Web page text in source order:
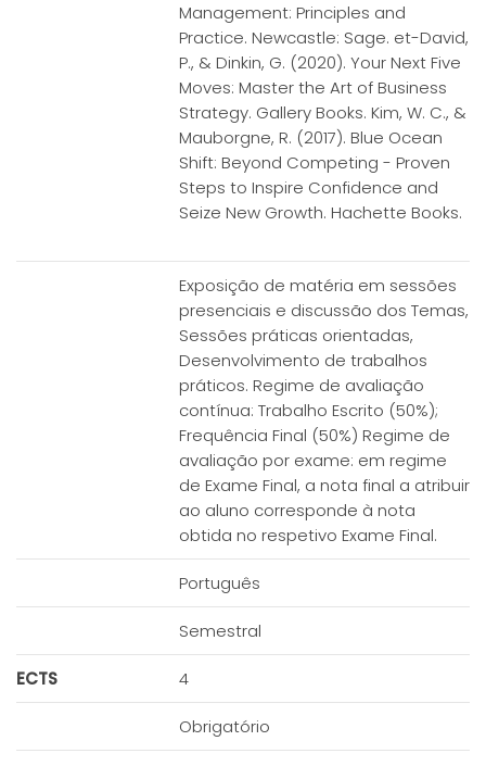
Management: Principles and
Practice. Newcastle: Sage. et-David,
P., & Dinkin, G. (2020). Your Next Five
Moves: Master the Art of Business
Strategy. Gallery Books. Kim, W. C., &
Mauborgne, R. (2017). Blue Ocean
Shift: Beyond Competing - Proven
Steps to Inspire Confidence and
Seize New Growth. Hachette Books.
Exposição de matéria em sessões
presenciais e discussão dos Temas,
Sessões práticas orientadas,
Desenvolvimento de trabalhos
práticos. Regime de avaliação
contínua: Trabalho Escrito (50%);
Frequência Final (50%) Regime de
avaliação por exame: em regime
de Exame Final, a nota final a atribuir
ao aluno corresponde à nota
obtida no respetivo Exame Final.
Português
Semestral
ECTS 4
Obrigatório